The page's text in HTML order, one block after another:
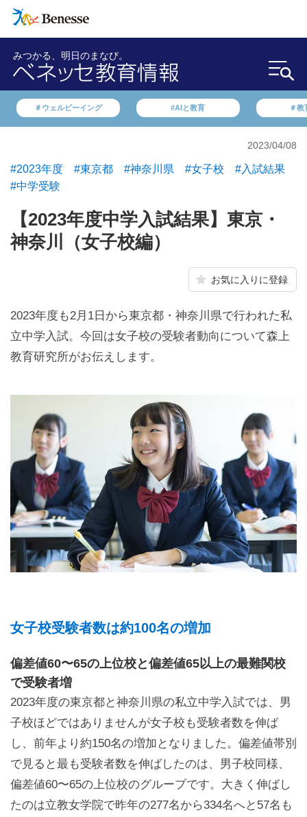
みつかる、明日のまなび。
＃ウェルビーイング #AIと教育 ＃教
2023/04/08
#2023年度 #東京都 #神奈川県 #女子校
#入試結果
#中学受験
【2023年度中学入試結果】東京・
神奈川（女子校編）
お気に入りに登録
2023年度も2月1日から東京都・神奈川県で行われた私
立中学入試。今回は女子校の受験者動向について森上
教育研究所がお伝えします。
女子校受験者数は約100名の増加
偏差値60〜65の上位校と偏差値65以上の最難関校
で受験者増
2023年度の東京都と神奈川県の私立中学入試では、男
子校ほどではありませんが女子校も受験者数を伸ば
し、前年より約150名の増加となりました。偏差値帯別
で見ると最も受験者数を伸ばしたのは、男子校同様、
偏差値60〜65の上位校のグループです。大きく伸ばし
たのは立教女学院で昨年の277名から334名へと57名も